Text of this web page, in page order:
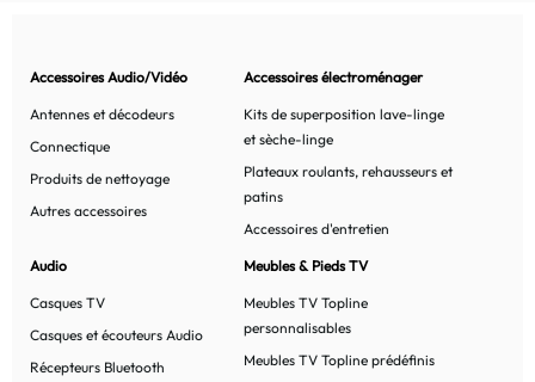
Accessoires Audio/Vidéo
Antennes et décodeurs
Connectique
Produits de nettoyage
Autres accessoires
Accessoires électroménager
Kits de superposition lave-linge
et sèche-linge
Plateaux roulants, rehausseurs et
patins
Accessoires d'entretien
Audio
Casques TV
Casques et écouteurs Audio
Récepteurs Bluetooth
Meubles & Pieds TV
Meubles TV Topline
personnalisables
Meubles TV Topline prédéfinis